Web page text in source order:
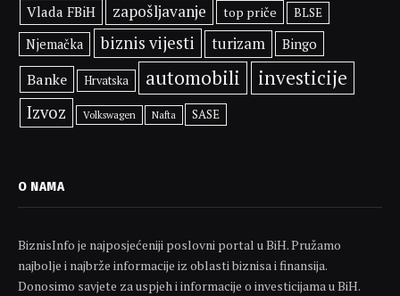
Vlada FBiH zapošljavanje top priče BLSE
Njemačka biznis vijesti turizam Bingo
Banke Hrvatska automobili investicije
Izvoz Volkswagen Nafta SASE
O NAMA
BiznisInfo je najposjećeniji poslovni portal u BiH. Pružamo
najbolje i najbrže informacije iz oblasti biznisa i finansija.
Donosimo savjete za uspjeh i informacije o investicijama u BiH.